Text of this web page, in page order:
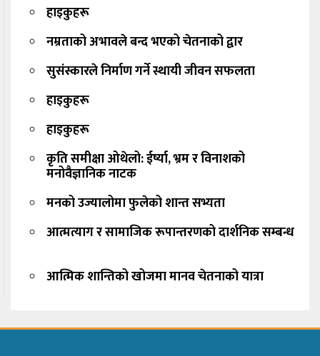
हाइकुहरू
नम्रताको अभावले बन्द भएको चेतनाको द्वार
सुसंस्कारले निर्माण गर्ने स्थायी जीवन सफलता
हाइकुहरू
हाइकुहरू
कृति समीक्षा ओथेलो: ईर्ष्या, भ्रम र विनाशको
मनोवैज्ञानिक नाटक
मनको उज्यालोमा फुलेको शान्त सभ्यता
आत्मत्याग र सामाजिक रूपान्तरणको दार्शनिक सम्बन्ध
आत्मिक शान्तिको खोजमा मानव चेतनाको यात्रा